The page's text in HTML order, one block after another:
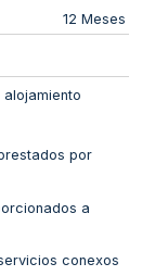
12 Meses
por
a
conexos